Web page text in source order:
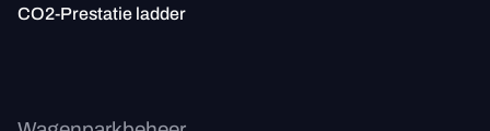
CO2-Prestatie ladder